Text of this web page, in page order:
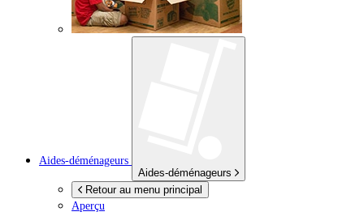
Aides-déménageurs
Aides-déménageurs
Retour au menu principal
Aperçu